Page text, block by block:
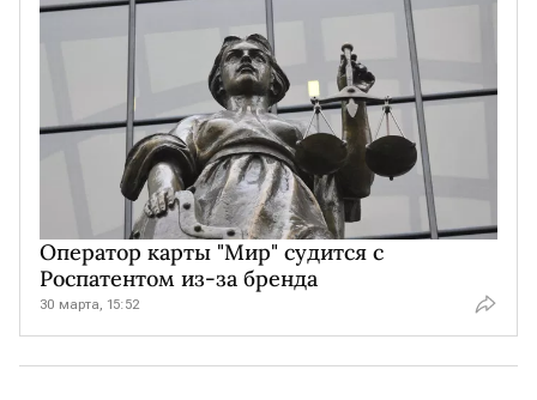
Оператор карты "Мир" судится с
Роспатентом из-за бренда
30 марта, 15:52